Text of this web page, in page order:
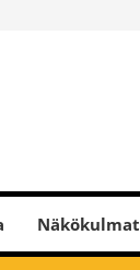
Näkökulmat